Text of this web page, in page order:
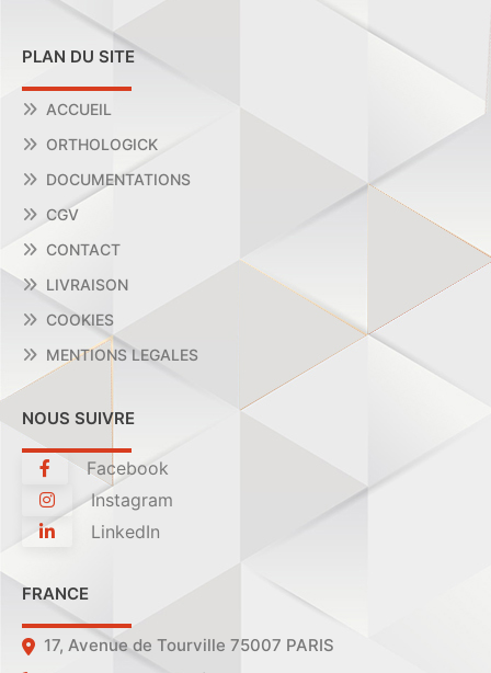
PLAN DU SITE
ACCUEIL
ORTHOLOGICK
DOCUMENTATIONS
CGV
CONTACT
LIVRAISON
COOKIES
MENTIONS LEGALES
NOUS SUIVRE
Facebook
Instagram
LinkedIn
FRANCE
17, Avenue de Tourville 75007 PARIS